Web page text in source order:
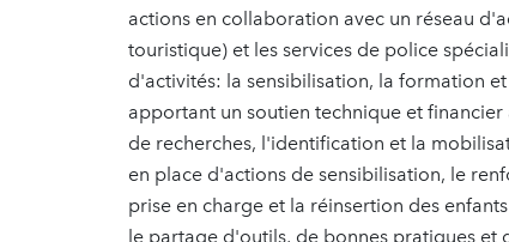
actions en collaboration avec un réseau
touristique) et les services de police
d'activités: la sensibilisation, la formation
apportant un soutien technique et
de recherches, l'identification et la
en place d'actions de sensibilisation, le
prise en charge et la réinsertion des
le partage d'outils, de bonnes pratiques et